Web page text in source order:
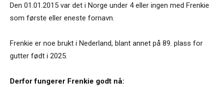
Den 01.01.2015 var det i Norge under 4 eller ingen med Frenkie
som første eller eneste fornavn.
Frenkie er noe brukt i Nederland, blant annet på 89. plass for
gutter født i 2025.
Derfor fungerer Frenkie godt nå: